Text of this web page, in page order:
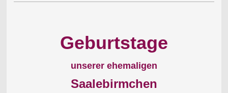
Geburtstage
unserer ehemaligen
Saalebirmchen